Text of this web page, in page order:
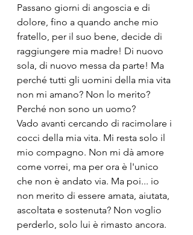
Passano giorni di angoscia e di
dolore, fino a quando anche mio
fratello, per il suo bene, decide di
raggiungere mia madre! Di nuovo
sola, di nuovo messa da parte! Ma
perché tutti gli uomini della mia vita
non mi amano? Non lo merito?
Perché non sono un uomo?
Vado avanti cercando di racimolare i
cocci della mia vita. Mi resta solo il
mio compagno. Non mi dà amore
come vorrei, ma per ora è l'unico
che non è andato via. Ma poi... io
non merito di essere amata, aiutata,
ascoltata e sostenuta? Non voglio
perderlo, solo lui è rimasto ancora.